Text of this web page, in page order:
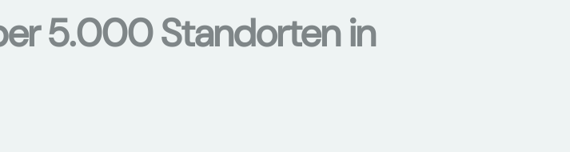
5.000 Standorten in